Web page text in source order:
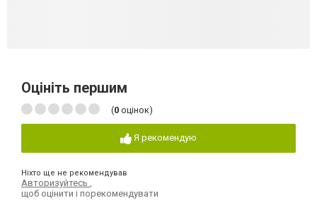
Оцініть першим
(0 оцінок)
Я рекомендую
Ніхто ще не рекомендував
Авторизуйтесь
щоб оцінити і порекомендувати